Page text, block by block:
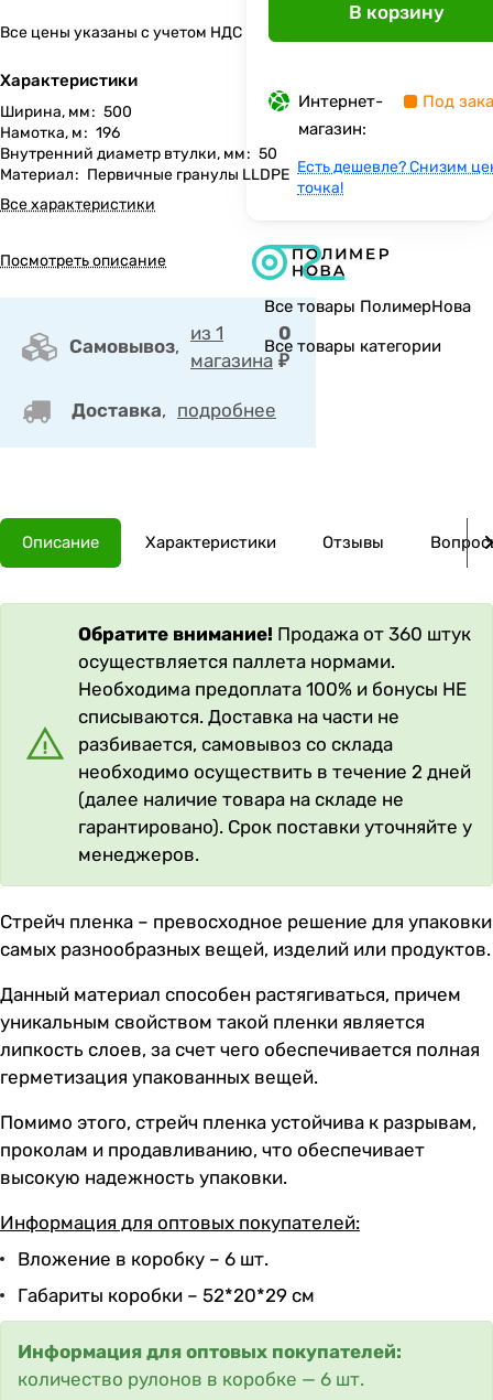
Все цены указаны с учетом НДС
Характеристики
Ширина, мм: 500
Намотка, м: 196
Внутренний диаметр втулки, мм: 50
Материал: Первичные гранулы LLDPE
Все характеристики
Посмотреть описание
Самовывоз,
из 1
магазина
0
₽
Доставка, подробнее
В корзину
Интернет-
магазин:
Под
Есть дешевле? Снизим
точка!
Все товары ПолимерНова
Все товары категории
Описание Характеристики Отзывы
Обратите внимание! Продажа от 360 штук
осуществляется паллета нормами.
Необходима предоплата 100% и бонусы НЕ
списываются. Доставка на части не
разбивается, самовывоз со склада
необходимо осуществить в течение 2 дней
(далее наличие товара на складе не
гарантировано). Срок поставки уточняйте у
менеджеров.
Стрейч пленка – превосходное решение для упаковки
самых разнообразных вещей, изделий или продуктов.
Данный материал способен растягиваться, причем
уникальным свойством такой пленки является
липкость слоев, за счет чего обеспечивается полная
герметизация упакованных вещей.
Помимо этого, стрейч пленка устойчива к разрывам,
проколам и продавливанию, что обеспечивает
высокую надежность упаковки.
Информация для оптовых покупателей:
Вложение в коробку – 6 шт.
Габариты коробки – 52*20*29 см
Информация для оптовых покупателей:
количество рулонов в коробке — 6 шт.